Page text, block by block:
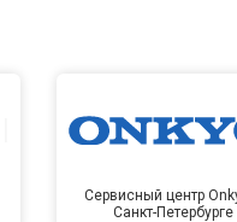
Сервисный центр
Санкт-Петербурге